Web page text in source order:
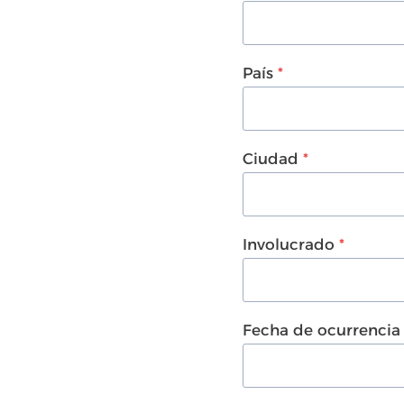
País *
Ciudad *
Involucrado *
Fecha de ocurrencia